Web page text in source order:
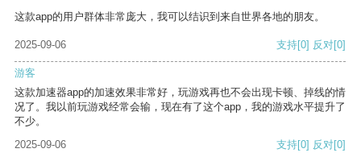
这款app的用户群体非常庞大，我可以结识到来自世界各地的朋友。
2025-09-06 支持[0] 反对[0]
游客
这款加速器app的加速效果非常好，玩游戏再也不会出现卡顿、掉线的情
况了。我以前玩游戏经常会输，现在有了这个app，我的游戏水平提升了
不少。
2025-09-06
支持[0] 反对[0]